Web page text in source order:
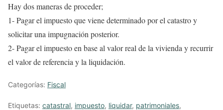
Hay dos maneras de proceder;
1- Pagar el impuesto que viene determinado por el catastro y
solicitar una impugnación posterior.
2- Pagar el impuesto en base al valor real de la vivienda y recurrir
el valor de referencia y la liquidación.
Categorías: Fiscal
Etiquetas: catastral, impuesto, liquidar, patrimoniales,